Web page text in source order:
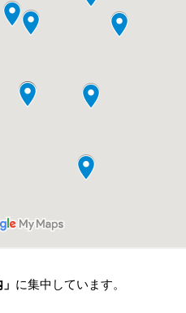
に集中しています。